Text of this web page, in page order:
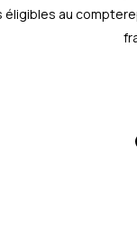
au compte